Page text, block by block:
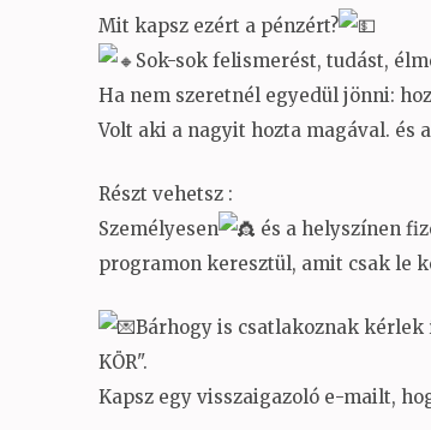
Mit kapsz ezért a pénzért?
Sok-sok felismerést, tudást,
Ha nem szeretnél egyedül jönni:
Volt aki a nagyit hozta magával. és
Részt vehetsz :
Személyesen
és a helyszínen
programon keresztül, amit csak le
Bárhogy is csatlakoznak kérlek
KÖR".
Kapsz egy visszaigazoló e-mailt,